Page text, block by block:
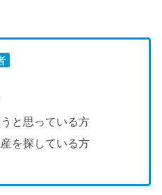
と思っている方
を探している方